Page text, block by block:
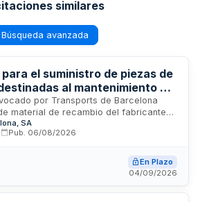
similares
Búsqueda avanzada
el suministro de piezas de
al mantenimiento de
de Transports de
por Transports de Barcelona
material de recambio del fabricante
de la flota de vehículos en
y talleres. Se estructura mediante
procedimientos especiales para
derivados de inmovilizaciones de
Central de TMB.
SA
Pub. 06/08/2026
En Plazo
04/09/2026